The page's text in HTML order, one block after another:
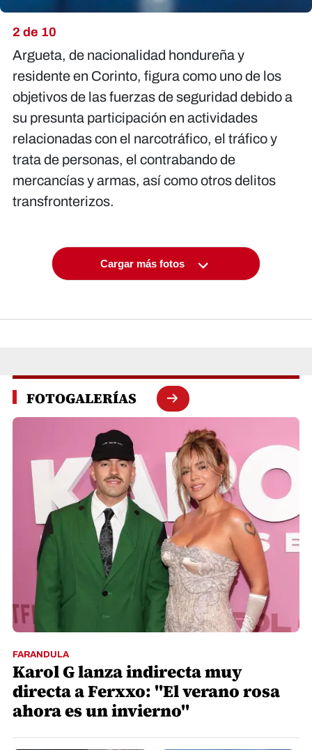
2 de 10
Argueta, de nacionalidad hondureña y
residente en Corinto, figura como uno de los
objetivos de las fuerzas de seguridad debido a
su presunta participación en actividades
relacionadas con el narcotráfico, el tráfico y
trata de personas, el contrabando de
mercancías y armas, así como otros delitos
transfronterizos.
Cargar más fotos
FOTOGALERÍAS
FARANDULA
Karol G lanza indirecta muy
directa a Ferxxo: "El verano rosa
ahora es un invierno"